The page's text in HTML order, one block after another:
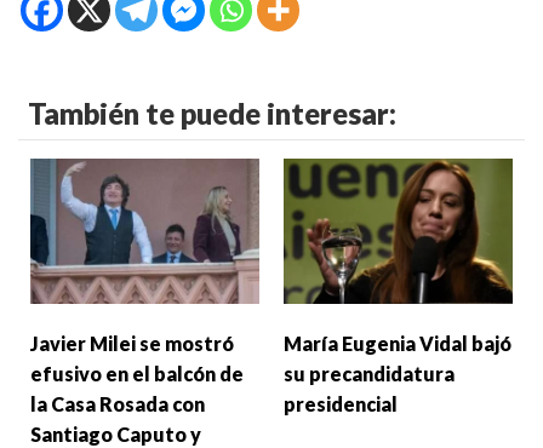
También te puede interesar:
Javier Milei se mostró
efusivo en el balcón de
la Casa Rosada con
Santiago Caputo y
María Eugenia Vidal bajó
su precandidatura
presidencial